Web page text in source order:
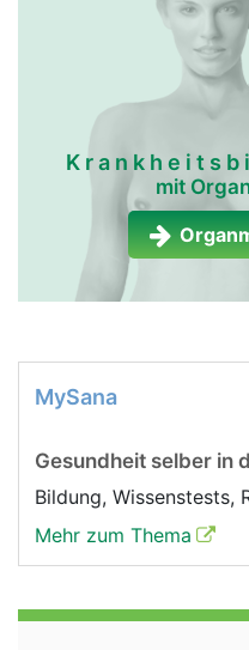
mit
MySana
Gesundheit selber in
Bildung, Wissenstests,
Mehr zum Thema